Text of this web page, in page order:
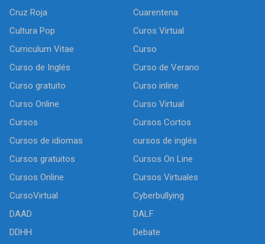
Cruz Roja
Cuarentena
Cultura Pop
Curos Virtual
Curriculum Vitae
Curso
Curso de Inglés
Curso de Verano
Curso gratuito
Curso inline
Curso Online
Curso Virtual
Cursos
Cursos Cortos
Cursos de idiomas
cursos de inglés
Cursos gratuitos
Cursos On Line
Cursos Online
Cursos Virtuales
CursoVirtual
Cyberbullying
DAAD
DALF
DDHH
Debate